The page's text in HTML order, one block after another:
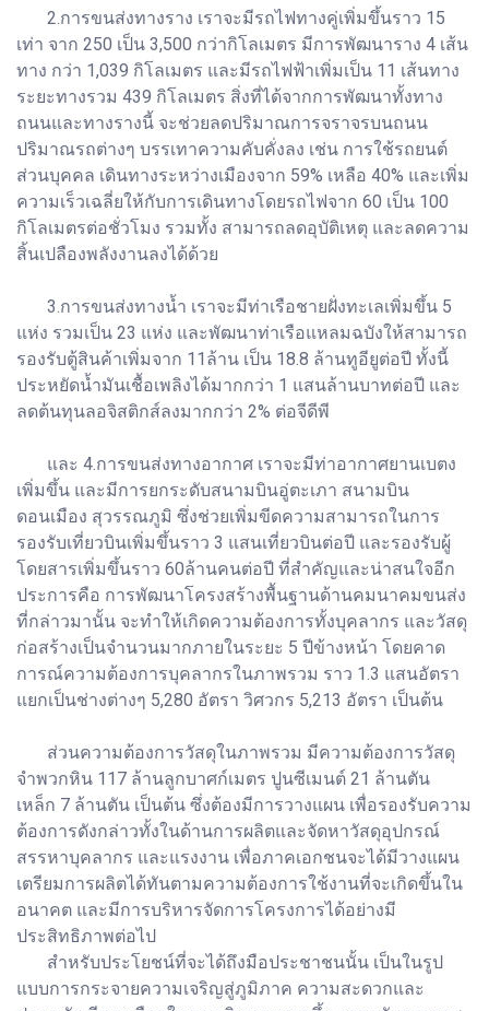
2.การขนส่งทางราง เราจะมีรถไฟทางคู่เพิ่มขึ้นราว 15
เท่า จาก 250 เป็น 3,500 กว่ากิโลเมตร มีการพัฒนาราง 4 เส้น
ทาง กว่า 1,039 กิโลเมตร และมีรถไฟฟ้าเพิ่มเป็น 11 เส้นทาง
ระยะทางรวม 439 กิโลเมตร สิ่งที่ได้จากการพัฒนาทั้งทาง
ถนนและทางรางนี้ จะช่วยลดปริมาณการจราจรบนถนน
ปริมาณรถต่างๆ บรรเทาความคับคั่งลง เช่น การใช้รถยนต์
ส่วนบุคคล เดินทางระหว่างเมืองจาก 59% เหลือ 40% และเพิ่ม
ความเร็วเฉลี่ยให้กับการเดินทางโดยรถไฟจาก 60 เป็น 100
กิโลเมตรต่อชั่วโมง รวมทั้ง สามารถลดอุบัติเหตุ และลดความ
สิ้นเปลืองพลังงานลงได้ด้วย
3.การขนส่งทางน้ำ เราจะมีท่าเรือชายฝั่งทะเลเพิ่มขึ้น 5
แห่ง รวมเป็น 23 แห่ง และพัฒนาท่าเรือแหลมฉบังให้สามารถ
รองรับตู้สินค้าเพิ่มจาก 11ล้าน เป็น 18.8 ล้านทูอียูต่อปี ทั้งนี้
ประหยัดน้ำมันเชื้อเพลิงได้มากกว่า 1 แสนล้านบาทต่อปี และ
ลดต้นทุนลอจิสติกส์ลงมากกว่า 2% ต่อจีดีพี
และ 4.การขนส่งทางอากาศ เราจะมีท่าอากาศยานเบตง
เพิ่มขึ้น และมีการยกระดับสนามบินอู่ตะเภา สนามบิน
ดอนเมือง สุวรรณภูมิ ซึ่งช่วยเพิ่มขีดความสามารถในการ
รองรับเที่ยวบินเพิ่มขึ้นราว 3 แสนเที่ยวบินต่อปี และรองรับผู้
โดยสารเพิ่มขึ้นราว 60ล้านคนต่อปี ที่สำคัญและน่าสนใจอีก
ประการคือ การพัฒนาโครงสร้างพื้นฐานด้านคมนาคมขนส่ง
ที่กล่าวมานั้น จะทำให้เกิดความต้องการทั้งบุคลากร และวัสดุ
ก่อสร้างเป็นจำนวนมากภายในระยะ 5 ปีข้างหน้า โดยคาด
การณ์ความต้องการบุคลากรในภาพรวม ราว 1.3 แสนอัตรา
แยกเป็นช่างต่างๆ 5,280 อัตรา วิศวกร 5,213 อัตรา เป็นต้น
ส่วนความต้องการวัสดุในภาพรวม มีความต้องการวัสดุ
จำพวกหิน 117 ล้านลูกบาศก์เมตร ปูนซีเมนต์ 21 ล้านตัน
เหล็ก 7 ล้านตัน เป็นต้น ซึ่งต้องมีการวางแผน เพื่อรองรับความ
ต้องการดังกล่าวทั้งในด้านการผลิตและจัดหาวัสดุอุปกรณ์
สรรหาบุคลากร และแรงงาน เพื่อภาคเอกชนจะได้มีวางแผน
เตรียมการผลิตได้ทันตามความต้องการใช้งานที่จะเกิดขึ้นใน
อนาคต และมีการบริหารจัดการโครงการได้อย่างมี
ประสิทธิภาพต่อไป
สำหรับประโยชน์ที่จะได้ถึงมือประชาชนนั้น เป็นในรูป
แบบการกระจายความเจริญสู่ภูมิภาค ความสะดวกและ